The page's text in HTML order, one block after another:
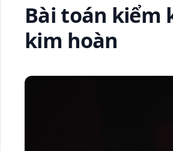
Bài toán kiểm
kim hoàn